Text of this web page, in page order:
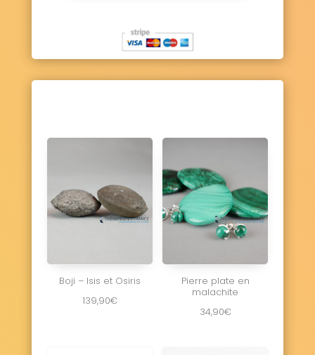
Boji – Isis et Osiris
139,90€
Pierre plate en
malachite
34,90€